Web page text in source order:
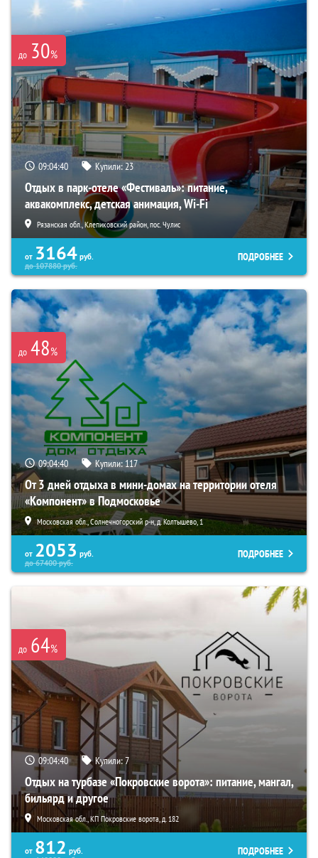
до 30%
09:04:39 Купили:23
Отдых в парк-отеле «Фестиваль»: питание,
аквакомплекс, детская анимация, Wi-Fi
Рязанская обл., Клепиковский район, пос. Чулис
от 3164 руб.
до107880руб.
ПОДРОБНЕЕ
до 48%
09:04:39 Купили: 117
От 3 дней отдыха в мини-домах на территории отеля
«Компонент» в Подмосковье
Московская обл., Солнечногорский р-н, д. Колтышево, 1
от 2053 руб.
до67400руб.
ПОДРОБНЕЕ
до 64%
09:04:39 Купили:7
Отдых на турбазе «Покровские ворота»: питание, мангал,
бильярд и другое
Московская обл., КП Покровские ворота, д. 182
от 812 руб.
ПОДРОБНЕЕ